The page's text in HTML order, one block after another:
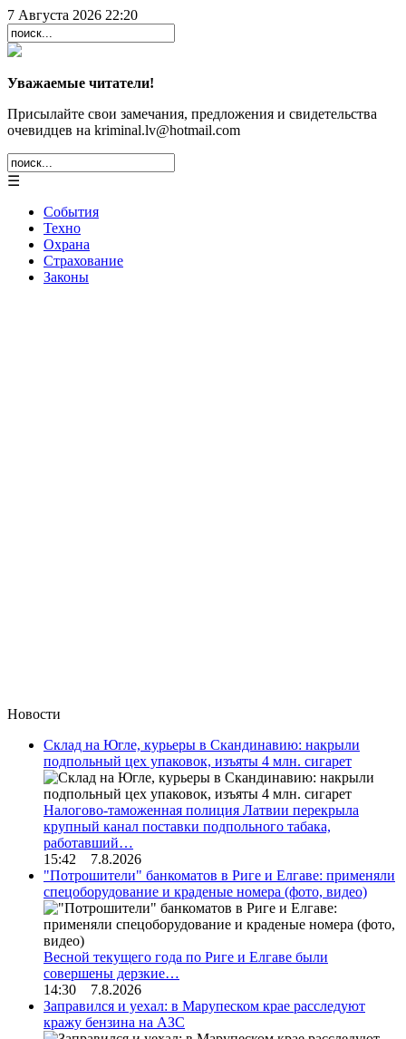
7 Августа 2026 22:20
Уважаемые читатели!
Присылайте свои замечания, предложения и свидетельства
очевидцев на kriminal.lv@hotmail.com
☰
События
Техно
Охрана
Страхование
Законы
Новости
Склад на Югле, курьеры в Скандинавию: накрыли
подпольный цех упаковок, изъяты 4 млн. сигарет
Налогово-таможенная полиция Латвии перекрыла
крупный канал поставки подпольного табака,
работавший…
15:42 7.8.2026
"Потрошители" банкоматов в Риге и Елгаве: применяли
спецоборудование и краденые номера (фото, видео)
Весной текущего года по Риге и Елгаве были
совершены дерзкие…
14:30 7.8.2026
Заправился и уехал: в Марупеском крае расследуют
кражу бензина на АЗС